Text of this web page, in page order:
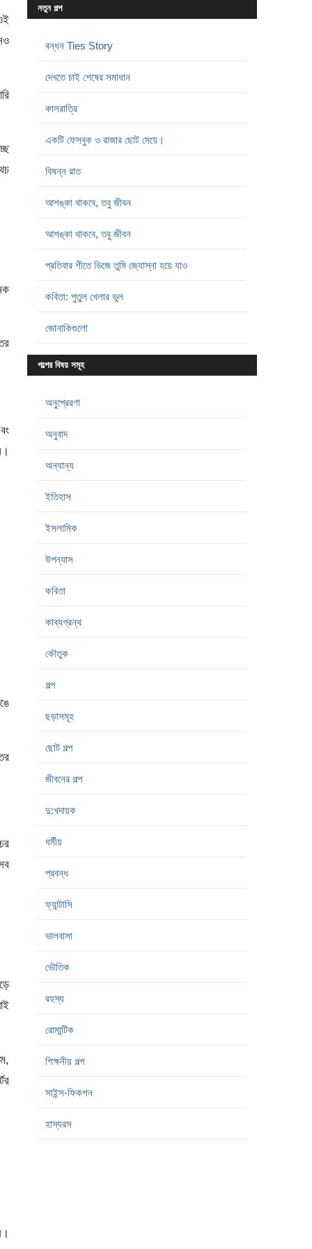
নতুন গল্প
বন্ধন Ties Story
দেখতে চাই শেষের সমাধান
কালরাত্রি
একটি ফেসবুক ও রাজার ছোট মেয়ে।
বিষন্ন রাত
আশঙ্কা থাকবে, তবু জীবন
আশঙ্কা থাকবে, তবু জীবন
প্রতিবার শীতে ভিজে তুমি জ্যোস্না হয়ে যাও
কবিতা: পুতুল খেলার ভুল
জোনাকিগুলো
গল্পের বিষয় সমূহ
অনুপ্রেরণা
অনুবাদ
অন্যান্য
ইতিহাস
ইসলামিক
উপন্যাস
কবিতা
কাব্যগ্রন্থ
কৌতুক
গল্প
ছড়াসমূহ
ছোট গল্প
জীবনের গল্প
দু:খদায়ক
ধর্মীয়
প্রবন্ধ
ফ্যান্টাসি
ভালবাসা
ভৌতিক
রহস্য
রোমান্টিক
শিক্ষনীয় গল্প
সাইন্স-ফিকশন
হাস্যরস